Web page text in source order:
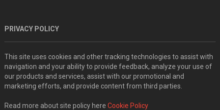
PRIVACY POLICY
This site uses cookies and other tracking technologies to assist with
navigation and your ability to provide feedback, analyze your use of
our products and services, assist with our promotional and
marketing efforts, and provide content from third parties.
Read more about site policy here Cookie Policy